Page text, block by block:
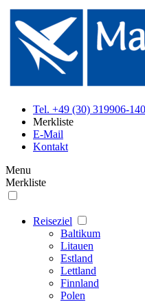
Tel. +49 (30) 319906-140
Merkliste
E-Mail
Kontakt
Menu
Merkliste
Reiseziel
Baltikum
Litauen
Estland
Lettland
Finnland
Polen